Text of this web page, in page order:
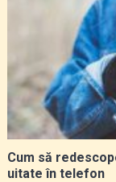
Cum să
uitate în telefon